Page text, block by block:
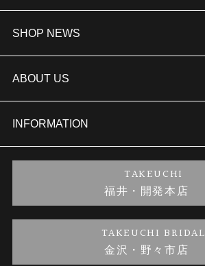
婚約指輪
結婚指輪
セットリング
婚約ネックレス
金・プラチナのお取引
SHOP NEWS
TAKEUCHI BRIDAL金沢本店情報
商品一覧
ブランドリスト
金澤指輪工房｜手作りペアリング
金澤指輪工房｜手作り結婚指輪 and 婚約指輪
ABOUT US
会社概要
お客様の声
INFORMATION
プライバシーポリシー
TAKEUCHI
福井・開発本店
TAKEUCHI BRIDAL
金沢・野々市店